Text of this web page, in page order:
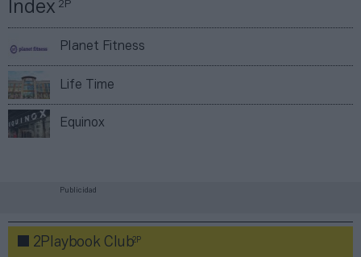
Índex2P
Planet Fitness
Life Time
Equinox
Publicidad
2Playbook Club2P